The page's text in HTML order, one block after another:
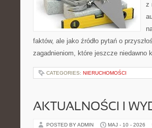
z
faktów, ale jako źródło pytań o
zagadnieniom, które jeszcze niedawno
CATEGORIES: NIERUCHOMOŚCI
AKTUALNOŚCI I
POSTED BY ADMIN MAJ - 10 - 2026